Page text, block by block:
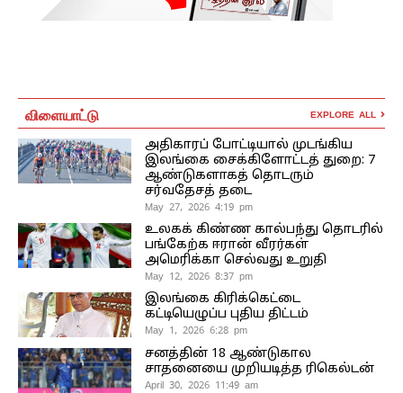
விளையாட்டு EXPLORE ALL
அதிகாரப் போட்டியால் முடங்கிய
இலங்கை சைக்கிளோட்டத் துறை: 7
ஆண்டுகளாகத் தொடரும்
சர்வதேசத் தடை
May 27, 2026 4:19 pm
உலகக் கிண்ண கால்பந்து தொடரில்
பங்கேற்க ஈரான் வீரர்கள்
அமெரிக்கா செல்வது உறுதி
May 12, 2026 8:37 pm
இலங்கை கிரிக்கெட்டை
கட்டியெழுப்ப புதிய திட்டம்
May 1, 2026 6:28 pm
சனத்தின் 18 ஆண்டுகால
சாதனையை முறியடித்த ரிகெல்டன்
April 30, 2026 11:49 am